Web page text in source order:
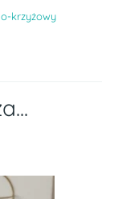
krzyżowy